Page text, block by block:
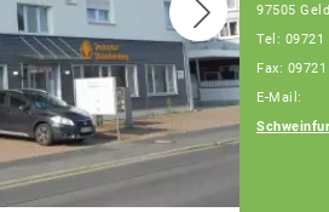
97505
Tel: 09721
Fax:
E-Mail: